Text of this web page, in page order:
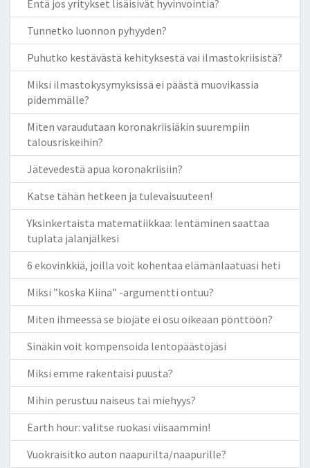
Entä jos yritykset lisäisivät hyvinvointia?
Tunnetko luonnon pyhyyden?
Puhutko kestävästä kehityksestä vai ilmastokriisistä?
Miksi ilmastokysymyksissä ei päästä muovikassia
pidemmälle?
Miten varaudutaan koronakriisiäkin suurempiin
talousriskeihin?
Jätevedestä apua koronakriisiin?
Katse tähän hetkeen ja tulevaisuuteen!
Yksinkertaista matematiikkaa: lentäminen saattaa
tuplata jalanjälkesi
6 ekovinkkiä, joilla voit kohentaa elämänlaatuasi heti
Miksi ”koska Kiina” -argumentti ontuu?
Miten ihmeessä se biojäte ei osu oikeaan pönttöön?
Sinäkin voit kompensoida lentopäästöjäsi
Miksi emme rakentaisi puusta?
Mihin perustuu naiseus tai miehyys?
Earth hour: valitse ruokasi viisaammin!
Vuokraisitko auton naapurilta/naapurille?